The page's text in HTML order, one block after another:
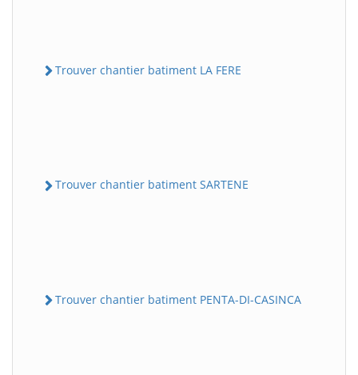
Trouver chantier batiment LA FERE
Trouver chantier batiment SARTENE
Trouver chantier batiment PENTA-DI-CASINCA